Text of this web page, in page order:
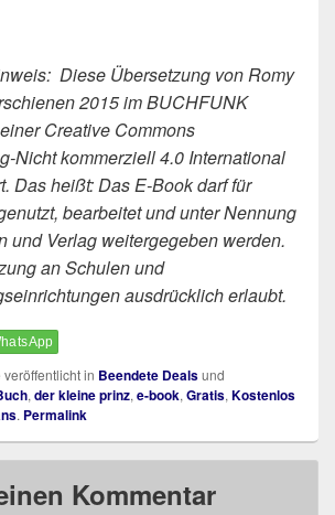
Diese Übersetzung von Romy
2015 im BUCHFUNK
Creative Commons
Nicht kommerziell 4.0 International
Das heißt: Das E-Book darf für
bearbeitet und unter Nennung
und Verlag weitergegeben werden.
an Schulen und
ausdrücklich erlaubt.
in Beendete Dealsund
, der kleine prinz, e-book, Gratis, Kostenlos
. Permalink
Kommentar